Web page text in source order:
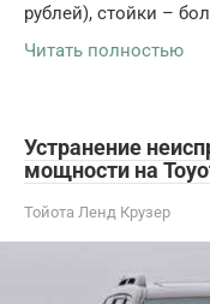
рублей), стойки –
Читать полностью
Устранение
мощности на
Тойота Ленд Крузер